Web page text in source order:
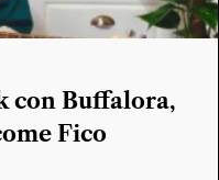
con Buffalora,
Fico